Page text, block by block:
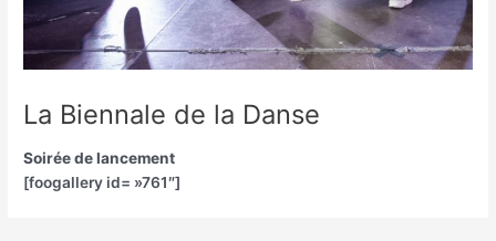
La Biennale de la Danse
Soirée de lancement
[foogallery id= »761″]